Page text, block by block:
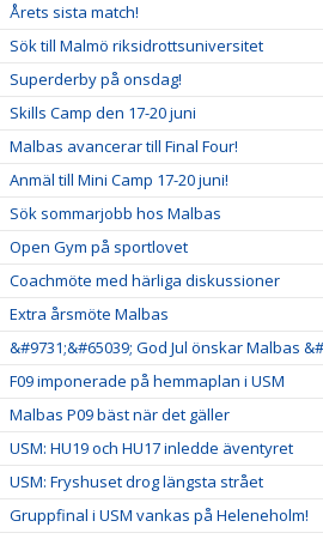
Årets sista match!
Sök till Malmö riksidrottsuniversitet
Superderby på onsdag!
Skills Camp den 17-20 juni
Malbas avancerar till Final Four!
Anmäl till Mini Camp 17-20 juni!
Sök sommarjobb hos Malbas
Open Gym på sportlovet
Coachmöte med härliga diskussioner
Extra årsmöte Malbas
&#9731;&#65039; God Jul önskar Malbas
F09 imponerade på hemmaplan i USM
Malbas P09 bäst när det gäller
USM: HU19 och HU17 inledde äventyret
USM: Fryshuset drog längsta strået
Gruppfinal i USM vankas på Heleneholm!